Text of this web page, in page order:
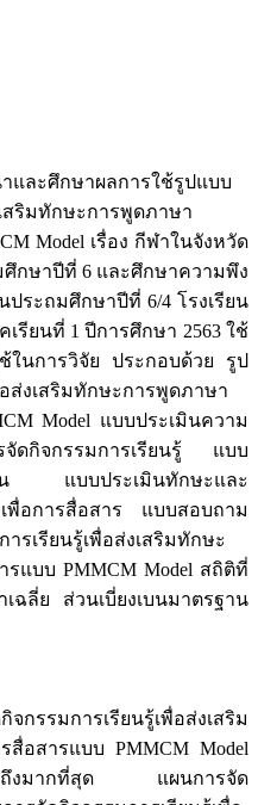
และศึกษาผลการใช้รูปแบบ
สริมทักษะการพูดภาษา
Model เรื่อง กีฬาในจังหวัด
กษาปีที่ 6 และศึกษาความพึง
ระถมศึกษาปีที่ 6/4 โรงเรียน
รียนที่ 1 ปีการศึกษา 2563 ใช้
ในการวิจัย ประกอบด้วย รูป
ส่งเสริมทักษะการพูดภาษา
Model แบบประเมินความ
ดกิจกรรมการเรียนรู้ แบบ
ยน แบบประเมินทักษะและ
พื่อการสื่อสาร แบบสอบถาม
รเรียนรู้เพื่อส่งเสริมทักษะ
แบบ PMMCM Model สถิติที่
ฉลี่ย ส่วนเบี่ยงเบนมาตรฐาน
กรรมการเรียนรู้เพื่อส่งเสริม
สื่อสารแบบ PMMCM Model
กถึงมากที่สุด แผนการจัด